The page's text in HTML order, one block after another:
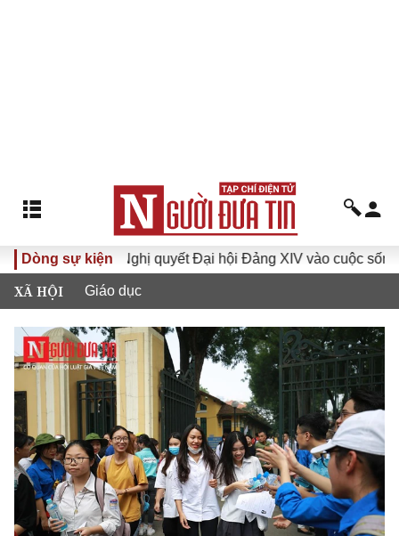
Dòng sự kiện
Đưa Nghị quyết Đại hội Đảng XIV vào cuộc sống
XÃ HỘI Giáo dục